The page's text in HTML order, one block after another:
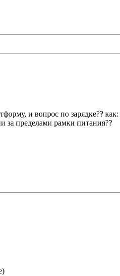
и вопрос по зарядке??
за пределами рамки питания??